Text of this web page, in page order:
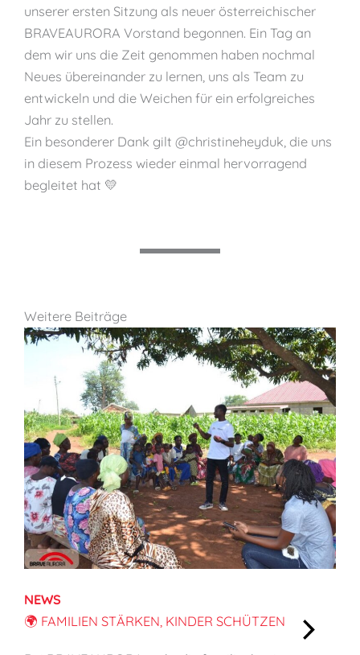
unserer ersten Sitzung als neuer österreichischer
BRAVEAURORA Vorstand begonnen. Ein Tag an
dem wir uns die Zeit genommen haben nochmal
Neues übereinander zu lernen, uns als Team zu
entwickeln und die Weichen für ein erfolgreiches
Jahr zu stellen.
Ein besonderer Dank gilt @christineheyduk, die uns
in diesem Prozess wieder einmal hervorragend
begleitet hat 💛
Weitere Beiträge
NEWS
🌍 FAMILIEN STÄRKEN, KINDER SCHÜTZEN